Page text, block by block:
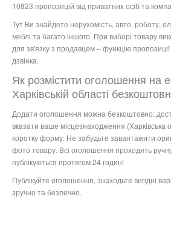
10823 пропозицій від приватних осіб та
Тут Ви знайдете нерухомість, авто, роботу,
меблі та багато іншого. При виборі товару
для зв'язку з продавцем – функцію
дзвінка.
Як розмістити оголошення на
Харківській області
Додати оголошення можна безкоштовно:
вказати ваше місцезнаходження (Харківська
коротку форму. Не забудьте завантажити
фото товару. Всі оголошення проходять
публікуються протягом 24 годин!
Публікуйте оголошення, знаходьте вигідні
зручно та безпечно.